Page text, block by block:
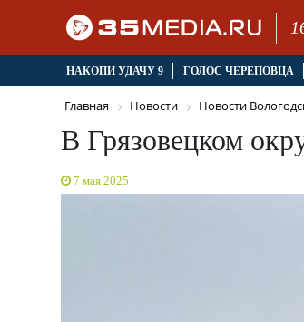
НАКОПИ УДАЧУ 9 ГОЛОС ЧЕРЕПОВЦА
Главная Новости Новости
В Грязовецком
7 мая 2025